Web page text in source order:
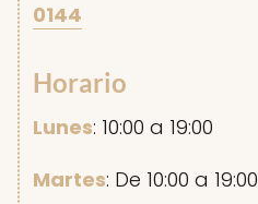
0144
Horario
Lunes: 10:00 a 19:00
Martes: De 10:00 a 19:00